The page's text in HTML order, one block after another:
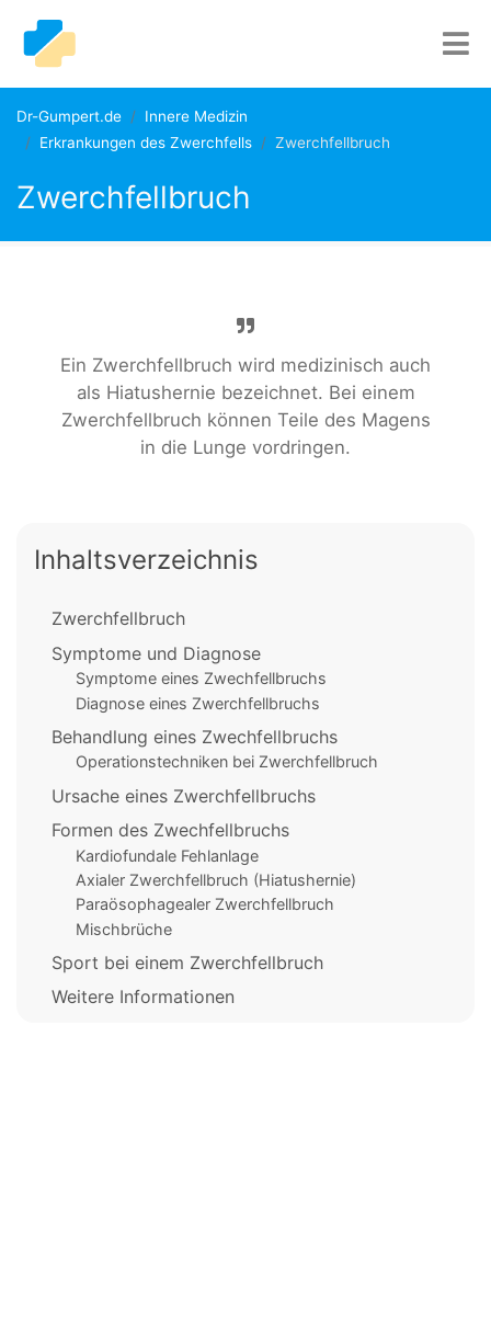
Dr-Gumpert.de
Innere Medizin
Erkrankungen des Zwerchfells
Zwerchfellbruch
Zwerchfellbruch
Ein Zwerchfellbruch wird medizinisch auch
als Hiatushernie bezeichnet. Bei einem
Zwerchfellbruch können Teile des Magens
in die Lunge vordringen.
Inhaltsverzeichnis
Zwerchfellbruch
Symptome und Diagnose
Symptome eines Zwechfellbruchs
Diagnose eines Zwerchfellbruchs
Behandlung eines Zwechfellbruchs
Operationstechniken bei Zwerchfellbruch
Ursache eines Zwerchfellbruchs
Formen des Zwechfellbruchs
Kardiofundale Fehlanlage
Axialer Zwerchfellbruch (Hiatushernie)
Paraösophagealer Zwerchfellbruch
Mischbrüche
Sport bei einem Zwerchfellbruch
Weitere Informationen